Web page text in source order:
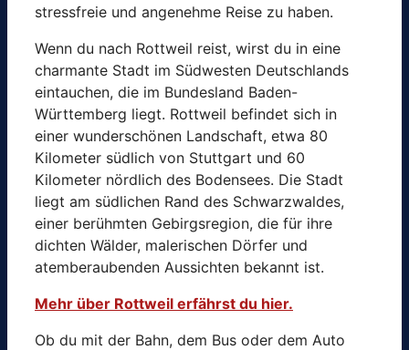
stressfreie und angenehme Reise zu haben.
Wenn du nach Rottweil reist, wirst du in eine
charmante Stadt im Südwesten Deutschlands
eintauchen, die im Bundesland Baden-
Württemberg liegt. Rottweil befindet sich in
einer wunderschönen Landschaft, etwa 80
Kilometer südlich von Stuttgart und 60
Kilometer nördlich des Bodensees. Die Stadt
liegt am südlichen Rand des Schwarzwaldes,
einer berühmten Gebirgsregion, die für ihre
dichten Wälder, malerischen Dörfer und
atemberaubenden Aussichten bekannt ist.
Mehr über Rottweil erfährst du hier.
Ob du mit der Bahn, dem Bus oder dem Auto